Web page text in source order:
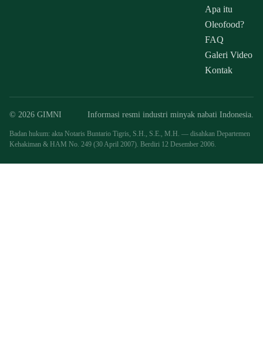
Apa itu
Oleofood?
FAQ
Galeri Video
Kontak
© 2026 GIMNI Informasi resmi industri minyak nabati Indonesia.
Badan hukum: akta Notaris Buntario Tigris, S.H., S.E., M.H. — disahkan Departemen
Kehakiman & HAM No. 249 (30 April 2007). Berdiri 12 Desember 2006.